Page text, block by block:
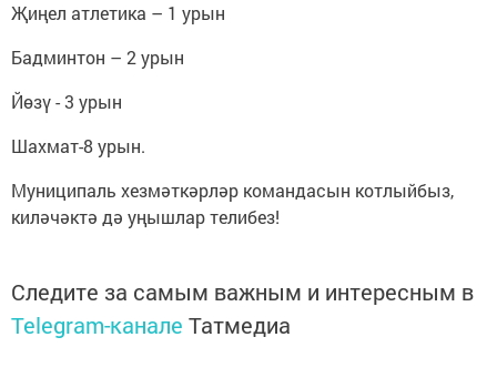
Җиңел атлетика – 1 урын
Бадминтон – 2 урын
Йөзү - 3 урын
Шахмат-8 урын.
Муниципаль хезмәткәрләр командасын котлыйбыз,
киләчәктә дә уңышлар телибез!
Следите за самым важным и интересным в
Telegram-канале Татмедиа